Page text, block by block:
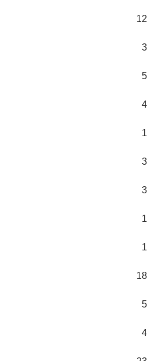
12
3
5
4
1
3
3
1
1
18
5
4